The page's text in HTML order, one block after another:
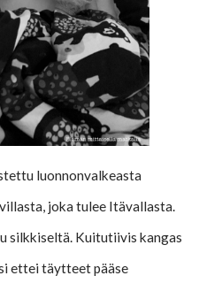
luonnonvalkeasta
joka tulee Itävallasta.
silkkiseltä. Kuitutiivis kangas
ettei täytteet pääse